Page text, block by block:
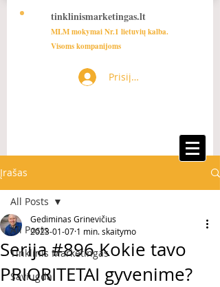
tinklinismarketingas.lt
MLM mokymai Nr.1 lietuvių kalba.
Visoms kompanijoms
Prisijungti
Įrašas
All Posts
Tinklinis Marketingas
Saviugda
All Posts
Serija #896 Kokie tavo
PRIORITETAI gyvenime?
Gediminas Grinevičius
2023-01-07 1 min. skaitymo